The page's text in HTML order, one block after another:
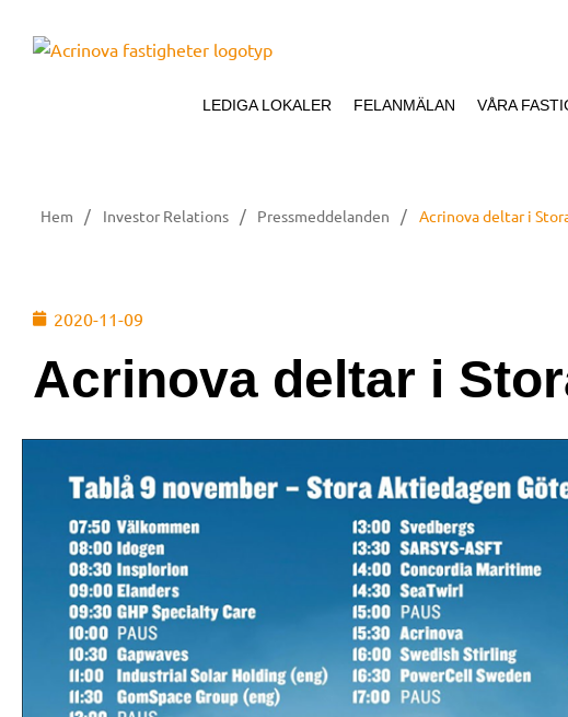
LEDIGA LOKALER FELANMÄLAN VÅRA
Hem / Investor Relations / Pressmeddelanden / Acrinova deltar i
2020-11-09
Acrinova deltar i